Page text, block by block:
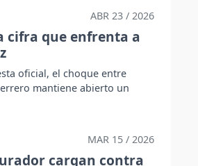
ABR 23 / 2026
cifra que enfrenta a
oficial, el choque entre
mantiene abierto un
MAR 15 / 2026
cargan contra